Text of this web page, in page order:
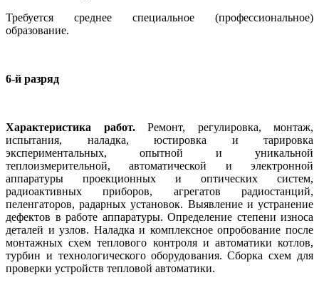
Требуется среднее специальное (профессиональное)
образование.
6-й разряд
Характеристика работ.Ремонт, регулировка, монтаж,
испытания, наладка, юстировка и тарировка
экспериментальных, опытной и уникальной
теплоизмерительной, автоматической и электронной
аппаратуры проекционных и оптических систем,
радиоактивных приборов, агрегатов радиостанций,
пеленгаторов, радарных установок. Выявление и устранение
дефектов в работе аппаратуры. Определение степени износа
деталей и узлов. Наладка и комплексное опробование после
монтажных схем теплового контроля и автоматики котлов,
турбин и технологического оборудования. Сборка схем для
проверки устройств тепловой автоматики.